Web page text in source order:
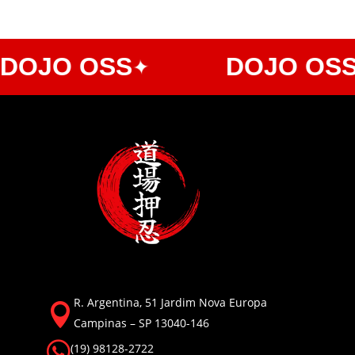
OSS✦ DOJO OSS
 R. Argentina, 51 Jardim Nova Europa
Campinas – SP 13040-146
(19) 98128-2722